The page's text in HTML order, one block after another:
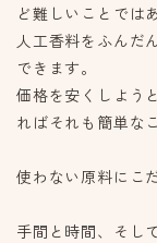
ど難しいことでは
人工香料をふんだ
できます。
価格を安くしよう
ればそれも簡単な
使わない原料にこ
手間と時間、そし